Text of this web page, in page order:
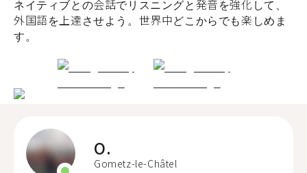
ネイティブとの会話でリスニングと発音を強化して、
外国語を上達させよう。世界中どこからでも楽しめま
す。
O.
Gometz-le-Châtel